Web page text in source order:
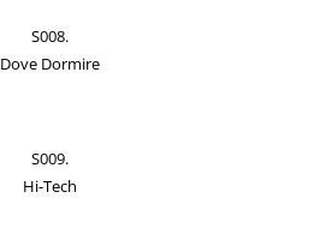
S008.
Dove Dormire
S009.
Hi-Tech